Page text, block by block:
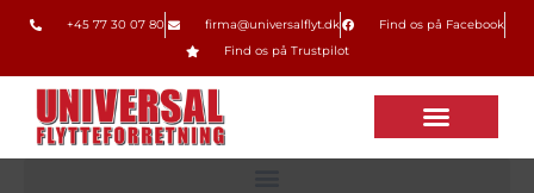
+45 77 30 07 80 firma@universalflyt.dk
Find os på Facebook
Find os på Trustpilot